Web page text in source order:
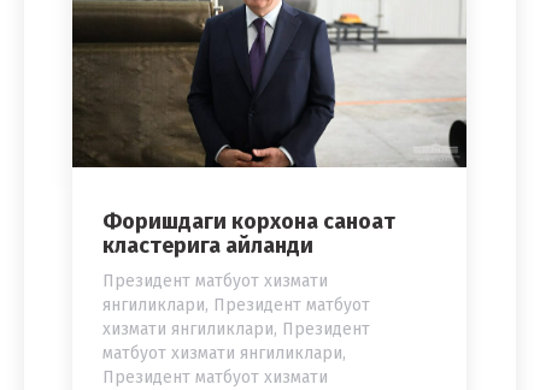
Форишдаги корхона саноат
кластерига айланди
Президент матбуот хизмати
янгиликлари, Президент матбуот
хизмати янгиликлари, Президент
матбуот хизмати янгиликлари,
Президент матбуот хизмати